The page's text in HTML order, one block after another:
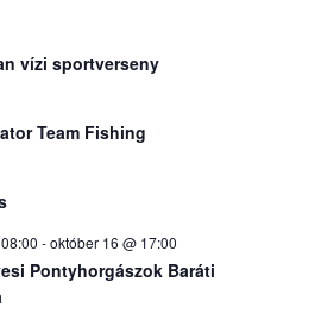
vízi sportverseny
Team Fishing
-október 16 @ 17:00
Pontyhorgászok Baráti